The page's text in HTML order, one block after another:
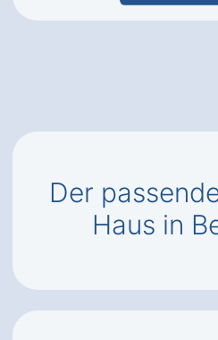
Der
Haus in